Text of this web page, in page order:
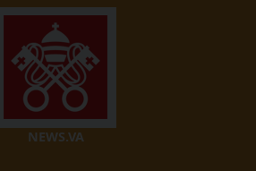
NEWS.VA